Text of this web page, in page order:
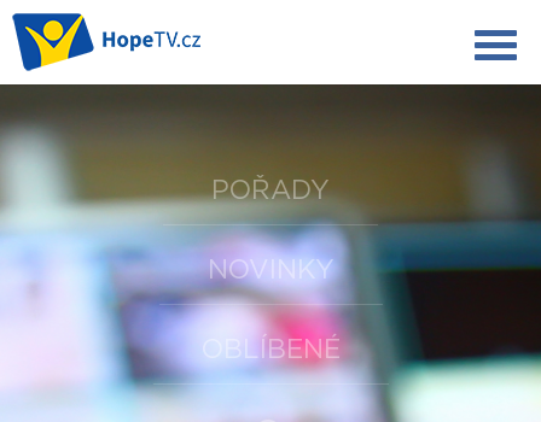
POŘADY
NOVINKY
OBLÍBENÉ